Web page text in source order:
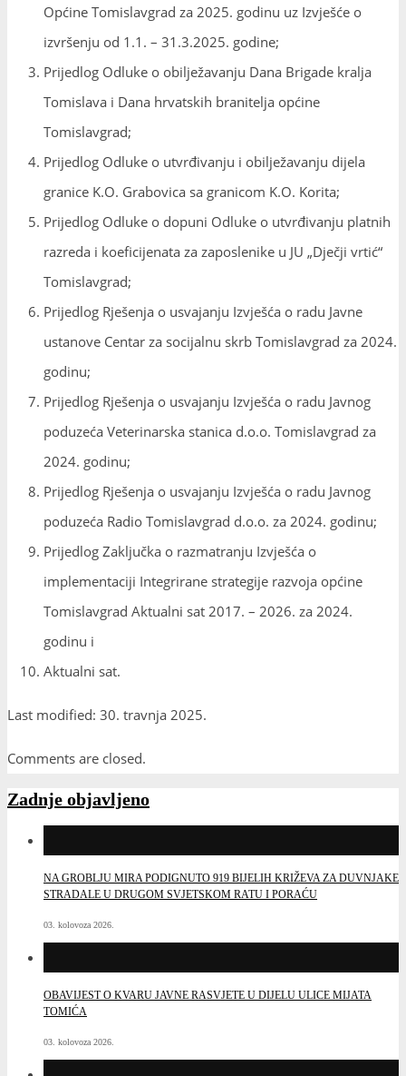
Općine Tomislavgrad za 2025. godinu uz Izvješće o
izvršenju od 1.1. – 31.3.2025. godine;
Prijedlog Odluke o obilježavanju Dana Brigade kralja
Tomislava i Dana hrvatskih branitelja općine
Tomislavgrad;
Prijedlog Odluke o utvrđivanju i obilježavanju dijela
granice K.O. Grabovica sa granicom K.O. Korita;
Prijedlog Odluke o dopuni Odluke o utvrđivanju platnih
razreda i koeficijenata za zaposlenike u JU „Dječji vrtić“
Tomislavgrad;
Prijedlog Rješenja o usvajanju Izvješća o radu Javne
ustanove Centar za socijalnu skrb Tomislavgrad za 2024.
godinu;
Prijedlog Rješenja o usvajanju Izvješća o radu Javnog
poduzeća Veterinarska stanica d.o.o. Tomislavgrad za
2024. godinu;
Prijedlog Rješenja o usvajanju Izvješća o radu Javnog
poduzeća Radio Tomislavgrad d.o.o. za 2024. godinu;
Prijedlog Zaključka o razmatranju Izvješća o
implementaciji Integrirane strategije razvoja općine
Tomislavgrad Aktualni sat 2017. – 2026. za 2024.
godinu i
Aktualni sat.
Last modified: 30. travnja 2025.
Comments are closed.
Zadnje objavljeno
NA GROBLJU MIRA PODIGNUTO 919 BIJELIH KRIŽEVA ZA DUVNJAKE
STRADALE U DRUGOM SVJETSKOM RATU I PORAĆU
03. kolovoza 2026.
OBAVIJEST O KVARU JAVNE RASVJETE U DIJELU ULICE MIJATA
TOMIĆA
03. kolovoza 2026.